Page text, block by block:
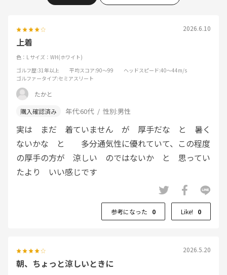
2026.6.10
上着
色：L サイズ：WH(ホワイト)
ゴルフ歴:31年以上 平均スコア:90～99 ヘッドスピード:40～44m/s
ゴルファータイプ:セミアスリート
たかと
年代:60代 性別:男性
実は まだ 着ていません が 厚手だな と 暑く
ないかな と 多分通気性に優れていて、この程度
の厚手の方が 涼しい のではないか と 思ってい
たより いい感じです
参考になった 0 Like! 0
2026.5.20
朝、ちょっと涼しいときに